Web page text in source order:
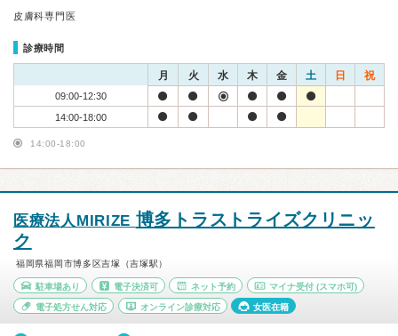
皮膚科専門医
診療時間
月 火 水 木 金 土 日 祝
09:00-12:30
14:00-18:00
14:00-18:00
医療法人MIRIZE 博多トラストライズクリニッ
ク
福岡県福岡市博多区吉塚（吉塚駅）
駐車場あり 電子決済可 ネット予約 マイナ受付 (スマホ可)
電子処方せん対応 オンライン診療対応 女医在籍